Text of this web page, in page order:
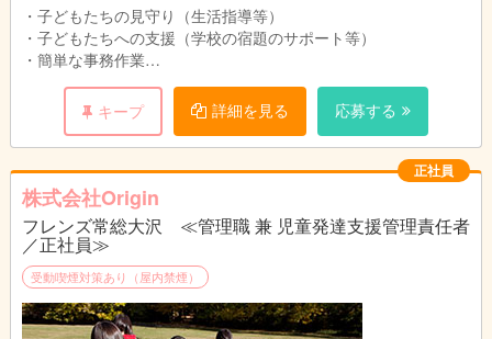
・子どもたちの見守り（生活指導等）
・子どもたちへの支援（学校の宿題のサポート等）
・簡単な事務作業
キープ
詳細を見る 応募する
正社員
株式会社Origin
フレンズ常総大沢 ≪管理職 兼 児童発達支援管理責任者
／正社員≫
受動喫煙対策あり（屋内禁煙）